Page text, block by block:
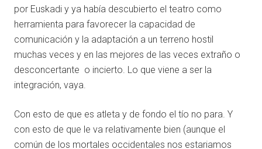
por Euskadi y ya había descubierto el teatro como
herramienta para favorecer la capacidad de
comunicación y la adaptación a un terreno hostil
muchas veces y en las mejores de las veces extraño o
desconcertante o incierto. Lo que viene a ser la
integración, vaya.
Con esto de que es atleta y de fondo el tío no para. Y
con esto de que le va relativamente bien (aunque el
común de los mortales occidentales nos estariamos